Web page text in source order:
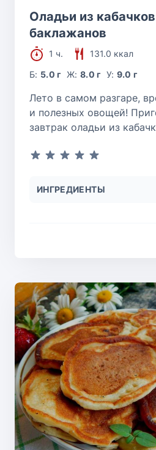
Оладьи из
баклажанов
1 ч.
131.0 ккал
Б: 5.0 г Ж: 8.0 г У: 9.0 г
Лето в самом разгаре,
и полезных овощей!
завтрак оладьи из
ИНГРЕДИЕНТЫ